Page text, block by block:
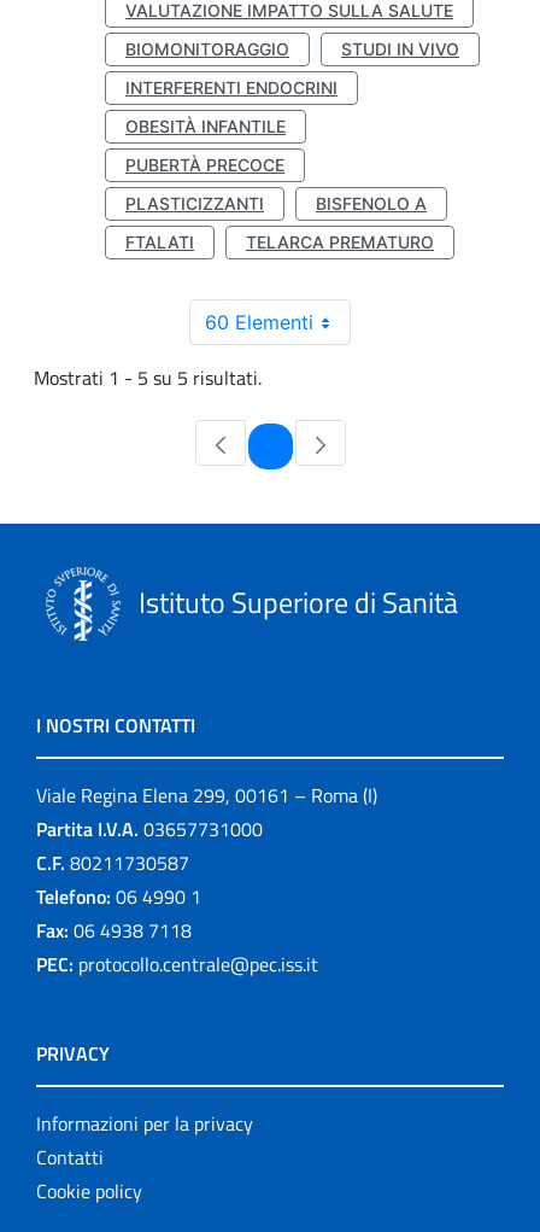
VALUTAZIONE IMPATTO SULLA SALUTE
BIOMONITORAGGIO
STUDI IN VIVO
INTERFERENTI ENDOCRINI
OBESITÀ INFANTILE
PUBERTÀ PRECOCE
PLASTICIZZANTI
BISFENOLO A
FTALATI
TELARCA PREMATURO
60 Elementi
Mostrati 1 - 5 su 5 risultati.
Pagina
Istituto Superiore di Sanità
I NOSTRI CONTATTI
Viale Regina Elena 299, 00161 – Roma (I)
Partita I.V.A. 03657731000
C.F. 80211730587
Telefono: 06 4990 1
Fax: 06 4938 7118
PEC: protocollo.centrale@pec.iss.it
PRIVACY
Informazioni per la privacy
Contatti
Cookie policy